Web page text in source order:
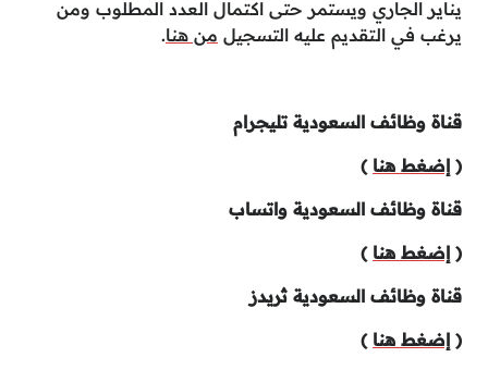
يناير الجاري ويستمر حتى اكتمال العدد المطلوب ومن
يرغب في التقديم عليه التسجيل من هنا.
قناة وظائف السعودية تليجرام
( إضغط هنا )
قناة وظائف السعودية واتساب
( إضغط هنا )
قناة وظائف السعودية ثريدز
( إضغط هنا )